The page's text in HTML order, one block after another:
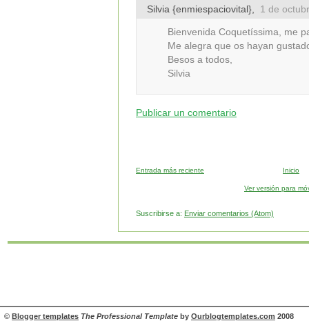
Silvia {enmiespaciovital}, 1 de
Bienvenida Coquetíssima, me
Me alegra que os hayan
Besos a todos,
Silvia
Publicar un comentario
Entrada más reciente Inicio
Ver versión para
Suscribirse a: Enviar comentarios (Atom)
© Blogger templates The Professional Template by Ourblogtemplates.com 2008